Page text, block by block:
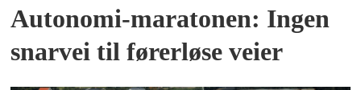
Autonomi-maratonen: Ingen
snarvei til førerløse veier